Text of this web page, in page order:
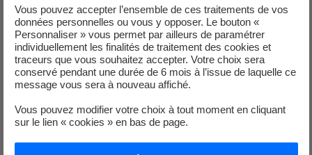
Consultez notre dossier thématique sur
l'essentiel de l'électricité
Qu'est-ce que l'électricité ?
Vous pouvez accepter l’ensemble de ces traitements de vos
données personnelles ou vous y opposer. Le bouton «
Personnaliser » vous permet par ailleurs de paramétrer
individuellement les finalités de traitement des cookies et
traceurs que vous souhaitez accepter. Votre choix sera
conservé pendant une durée de 6 mois à l’issue de laquelle ce
message vous sera à nouveau affiché.
Vous pouvez modifier votre choix à tout moment en cliquant
sur le lien « cookies » en bas de page.